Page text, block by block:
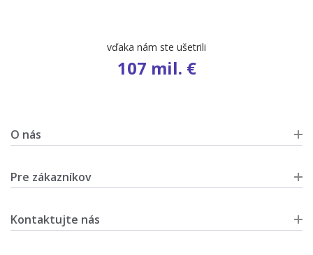
vďaka nám ste ušetrili
107 mil. €
O nás
Pre zákazníkov
Kontaktujte nás